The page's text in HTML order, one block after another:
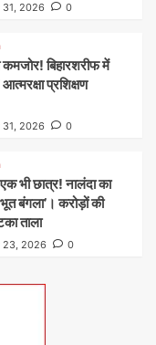
31, 2026 0
कमजोर! बिहारशरीफ में
प्रशिक्षण
31, 2026 0
भी छात्र! नालंदा का
बंगला’। करोड़ों की
ताला
23, 2026 0